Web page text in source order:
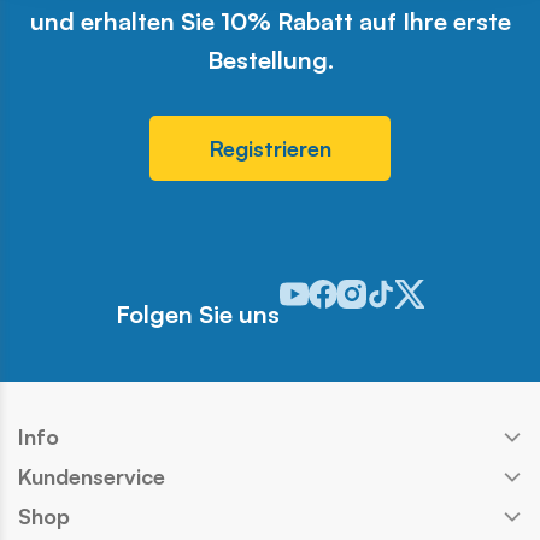
und erhalten Sie 10% Rabatt auf Ihre erste
Bestellung.
Registrieren
Folgen Sie uns
Odwiedź nasz profil w serwisie
Odwiedź nasz profil w
Odwiedź nasz profil w
Odwiedź nasz profil
Odwiedź nasz
Info
Kundenservice
Shop